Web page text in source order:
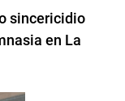
sincericidio
en La